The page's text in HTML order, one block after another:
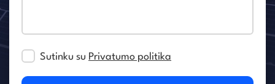
Sutinku su Privatumo politika